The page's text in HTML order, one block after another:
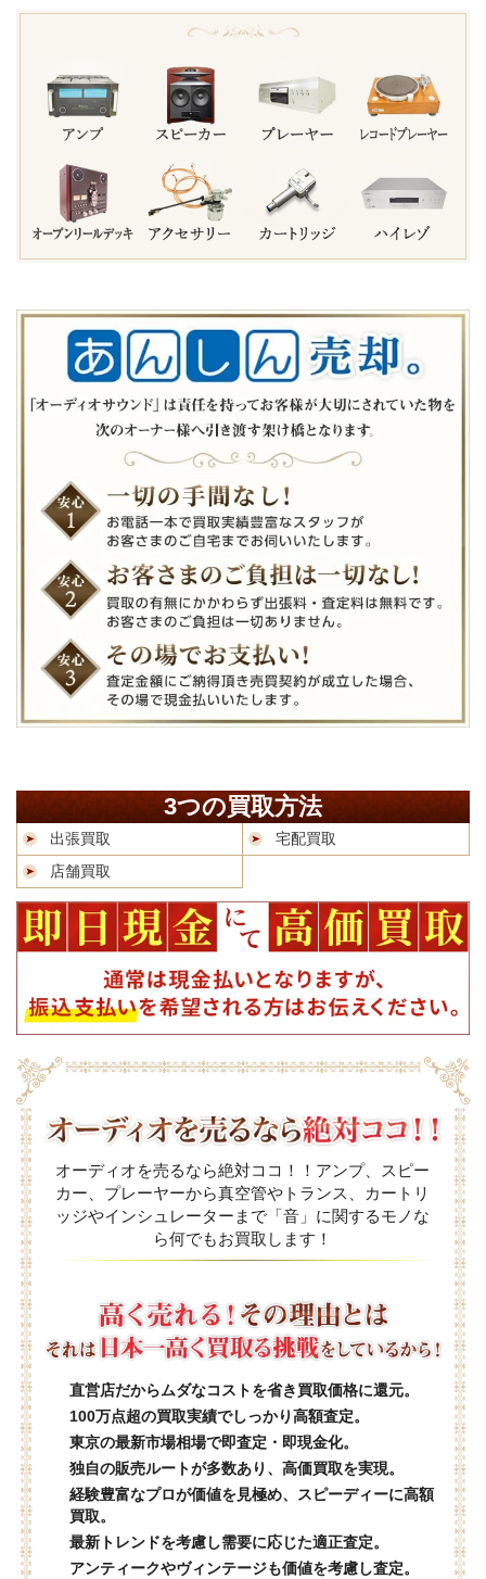
3つの買取方法
出張買取
宅配買取
店舗買取
オーディオを売るなら絶対ココ！！アンプ、スピー
カー、プレーヤーから真空管やトランス、カートリ
ッジやインシュレーターまで「音」に関するモノな
ら何でもお買取します！
直営店だからムダなコストを省き買取価格に還元。
100万点超の買取実績でしっかり高額査定。
東京の最新市場相場で即査定・即現金化。
独自の販売ルートが多数あり、高価買取を実現。
経験豊富なプロが価値を見極め、スピーディーに高額
買取。
最新トレンドを考慮し需要に応じた適正査定。
アンティークやヴィンテージも価値を考慮し査定。